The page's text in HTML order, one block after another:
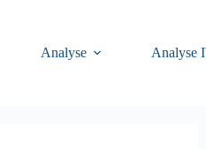
Analyse Analyse